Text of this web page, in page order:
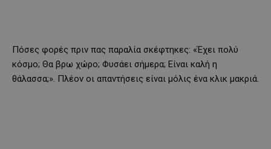
Πόσες φορές πριν πας παραλία σκέφτηκες: «Έχει πολύ
κόσμο; Θα βρω χώρο; Φυσάει σήμερα; Είναι καλή η
θάλασσα;». Πλέον οι απαντήσεις είναι μόλις ένα κλικ μακριά.